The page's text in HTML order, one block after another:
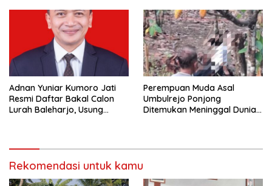
Adnan Yuniar Kumoro Jati
Resmi Daftar Bakal Calon
Lurah Baleharjo, Usung
Perempuan Muda Asal
Umbulrejo Ponjong
Ditemukan Meninggal Dunia
Rekomendasi untuk kamu